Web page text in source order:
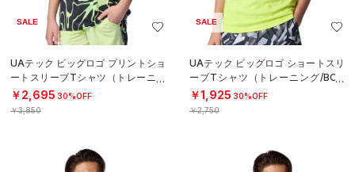
SALE
UAテック ビッグロゴ プリントショ
ートスリーブTシャツ（トレーニン
グ/BOYS）
￥2,695 30%OFF
￥3,850
SALE
UAテック ビッグロゴ ショートスリ
ーブTシャツ（トレーニング/BOY
S）
￥1,925 30%OFF
￥2,750